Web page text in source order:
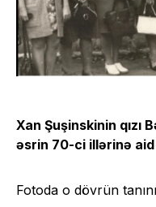
Xan Şuşinskinin qızı
əsrin 70-ci illərinə aid
Fotoda o dövrün